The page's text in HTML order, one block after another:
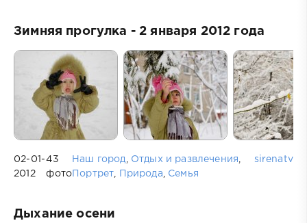
Зимняя прогулка - 2 января 2012 года
02-01-
2012
43
фото
Наш город Отдых и развлечения
Портрет
Природа Семья
sirenatv
Дыхание осени